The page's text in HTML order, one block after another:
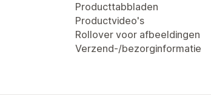
Producttabbladen
Productvideo's
Rollover voor afbeeldingen
Verzend-/bezorginformatie